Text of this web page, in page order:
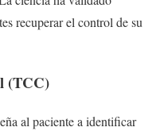
recuperar el control de su
(TCC)
al paciente a identificar